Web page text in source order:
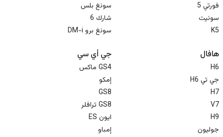
فورتي 5
سونيت
K5
سونغ بلس
شارك 6
هافال
H6
جي تي H6
H7
V7
H9
جوليون
جي أي سي
GS4 ماكس
إمكو
GS8
GS8 ترافلر
ايون ES
إمباو